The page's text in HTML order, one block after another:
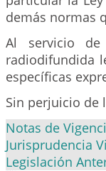
demás normas
Al servicio
radiodifundida
específicas
Sin perjuicio de
Notas de
Jurisprudencia
Legislación